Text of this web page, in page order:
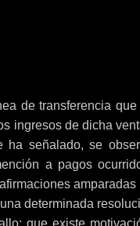
de transferencia
ingresos de dicha
ha señalado, se
a pagos
determinada
que existe